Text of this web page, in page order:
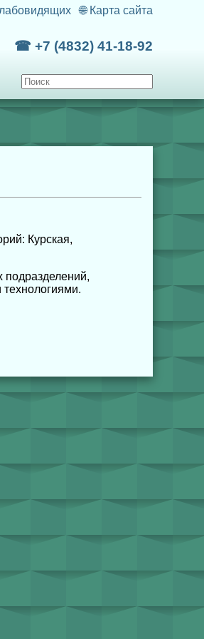
🌐Карта сайта
☎ +7 (4832) 41-18-92
Курская,
подразделений,